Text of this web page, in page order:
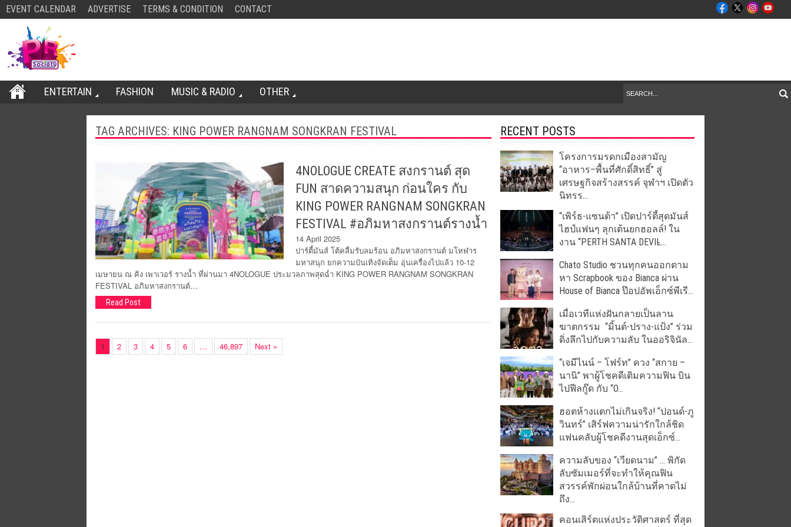
EVENT CALENDAR ADVERTISE TERMS & CONDITION CONTACT
ENTERTAIN FASHION MUSIC & RADIO OTHER
TAG ARCHIVES: KING POWER RANGNAM SONGKRAN FESTIVAL
4NOLOGUE CREATE สงกรานต์ สุด
FUN สาดความสนุก ก่อนใคร กับ
KING POWER RANGNAM SONGKRAN
FESTIVAL #อภิมหาสงกรานต์รางน้ำ
14 April 2025
ปาร์ตี้มันส์ โต้คลื่มรับลมร้อน อภิมหาสงกรานต์ มโหฬาร
มหาสนุก ยกความบันเทิงจัดเต็ม อุ่นเครื่องไปแล้ว 10-12
เมษายน ณ คิง เพาเวอร์ รางน้ำ ที่ผ่านมา 4NOLOGUE ประมวลภาพสุดฉ่ำ KING POWER RANGNAM SONGKRAN
FESTIVAL อภิมหาสงกรานต์…
Read Post
1 2 3 4 5 6 … 46,897 Next »
RECENT POSTS
โครงการมรดกเมืองสามัญ
“อาหาร–พื้นที่ศักดิ์สิทธิ์” สู่
เศรษฐกิจสร้างสรรค์ จุฬาฯ เปิดตัว
นิทรร...
“เพิร์ธ-แซนต้า” เปิดปาร์ตี้สุดมันส์
ไฮป์แฟนๆ ลุกเต้นยกฮอลล์! ใน
งาน “PERTH SANTA DEVIL̵...
Chato Studio ชวนทุกคนออกตาม
หา Scrapbook ของ Bianca ผ่าน
House of Bianca ป๊อปอัพเอ็กซ์พีเรี...
เมื่อเวทีแห่งฝันกลายเป็นลาน
ฆาตกรรม “มิ้นต์-ปราง-แป้ง” ร่วม
ดิ่งลึกไปกับความลับ ในออริจินัล...
“เจมีไนน์ – โฟร์ท” ควง “สกาย –
นานิ” พาผู้โชคดีเติมความฟิน บิน
ไปฟีลกู๊ด กับ “O...
ฮอตห้างแตกไม่เกินจริง! “ปอนด์-ภู
วินทร์” เสิร์ฟความน่ารักใกล้ชิด
แฟนคลับผู้โชคดีงานสุดเอ็กซ์...
ความลับของ “เวียดนาม” … พิกัด
ลับซัมเมอร์ที่จะทำให้คุณฟิน
สวรรค์พักผ่อนใกล้บ้านที่คาดไม่
ถึง...
คอนเสิร์ตแห่งประวัติศาสตร์ ที่สุด